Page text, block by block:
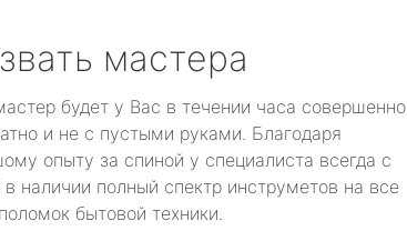
мастера
будет у Вас в течении часа совершенно
и не с пустыми руками. Благодаря
опыту за спиной у специалиста всегда с
в наличии полный спектр инструметов на все
бытовой техники.